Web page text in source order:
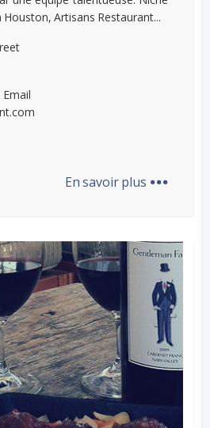
Artisans Restaurant...
Email
En savoir plus ...